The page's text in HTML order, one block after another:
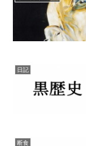
日記
断食